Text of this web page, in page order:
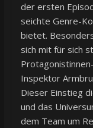
der ersten
seichte Genre-
bietet.
sich mit für sich
Inspektor
Dieser Einstieg
und das
dem Team um